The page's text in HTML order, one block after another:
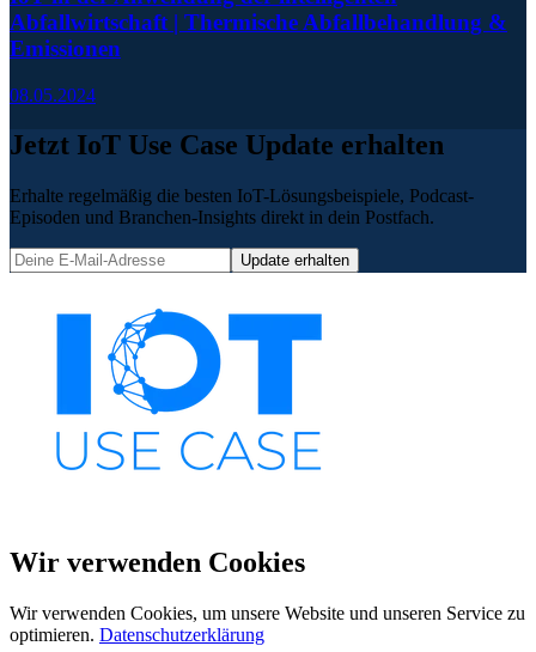
Abfallwirtschaft | Thermische Abfallbehandlung &
Emissionen
08.05.2024
Jetzt IoT Use Case Update erhalten
Erhalte regelmäßig die besten IoT-Lösungsbeispiele, Podcast-
Episoden und Branchen-Insights direkt in dein Postfach.
Update erhalten
Wir verwenden Cookies
Wir verwenden Cookies, um unsere Website und unseren Service zu
optimieren. Datenschutzerklärung